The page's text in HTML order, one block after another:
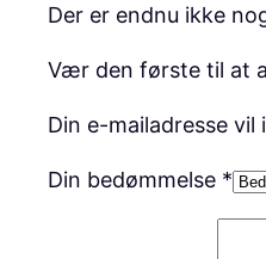
Der er endnu ikke
Vær den første til at
Din e-mailadresse
Din bedømmelse *